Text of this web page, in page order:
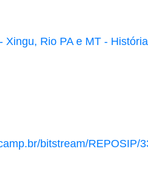
Xingu, Rio PA e MT - História
bitstream/